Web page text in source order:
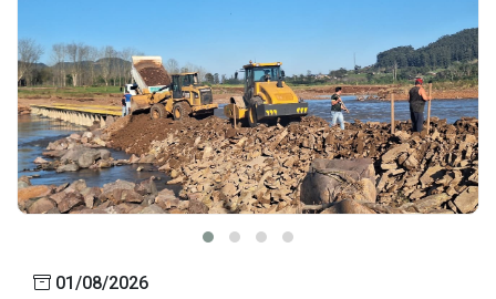
Notícias
Contato
Página Inicial
01/08/2026